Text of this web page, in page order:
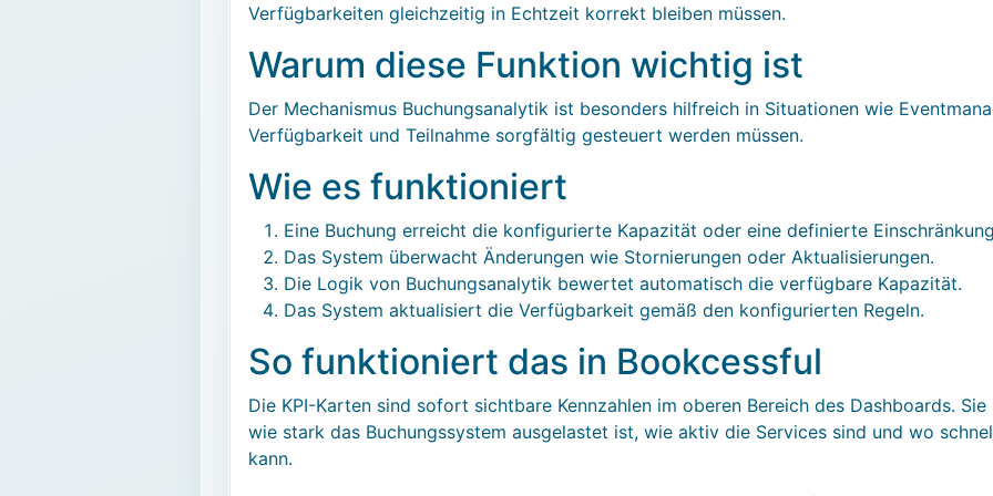
Verfügbarkeiten gleichzeitig in Echtzeit korrekt bleiben müssen.
Warum diese Funktion wichtig ist
Der Mechanismus Buchungsanalytik ist besonders hilfreich in Situationen wie
Verfügbarkeit und Teilnahme sorgfältig gesteuert werden müssen.
Wie es funktioniert
Eine Buchung erreicht die konfigurierte Kapazität oder eine definierte
Das System überwacht Änderungen wie Stornierungen oder Aktualisierungen.
Die Logik von Buchungsanalytik bewertet automatisch die verfügbare Kapazität.
Das System aktualisiert die Verfügbarkeit gemäß den konfigurierten Regeln.
So funktioniert das in Bookcessful
Die KPI-Karten sind sofort sichtbare Kennzahlen im oberen Bereich des Dashboards.
wie stark das Buchungssystem ausgelastet ist, wie aktiv die Services sind und wo
kann.